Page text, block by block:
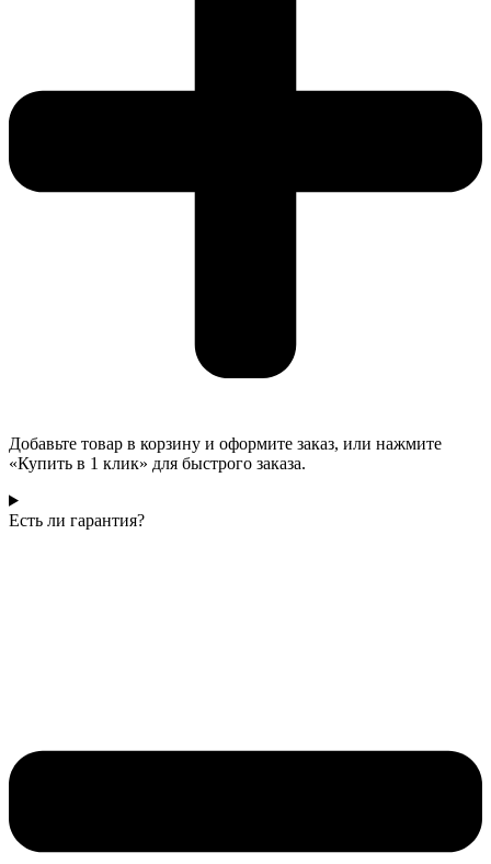
Добавьте товар в корзину и оформите заказ, или нажмите
«Купить в 1 клик» для быстрого заказа.
Есть ли гарантия?